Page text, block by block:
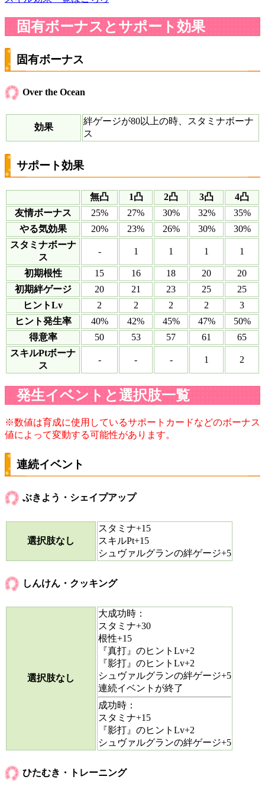
固有ボーナスとサポート効果
固有ボーナス
Over the Ocean
効果
絆ゲージが80以上の時、スタミナボーナ
ス
サポート効果
無凸 1凸 2凸 3凸
4凸
友情ボーナス
25% 27% 30% 32%
35%
やる気効果
20% 23% 26% 30%
30%
スタミナボーナ
ス
- 1 1 1 1
初期根性 15 16 18 20
20
初期絆ゲージ
20 21 23 25
25
ヒントLv
2 2 2 2
3
ヒント発生率
40% 42% 45% 47%
50%
得意率
50 53 57 61
65
スキルPtボーナ
ス
- - - 1 2
発生イベントと選択肢一覧
※数値は育成に使用しているサポートカードなどのボーナス
値によって変動する可能性があります。
連続イベント
ぶきよう・シェイプアップ
選択肢なし
スタミナ+15
スキルPt+15
シュヴァルグランの絆ゲージ+5
しんけん・クッキング
選択肢なし
大成功時：
スタミナ+30
根性+15
『真打』のヒントLv+2
『影打』のヒントLv+2
シュヴァルグランの絆ゲージ+5
連続イベントが終了
成功時：
スタミナ+15
『影打』のヒントLv+2
シュヴァルグランの絆ゲージ+5
ひたむき・トレーニング